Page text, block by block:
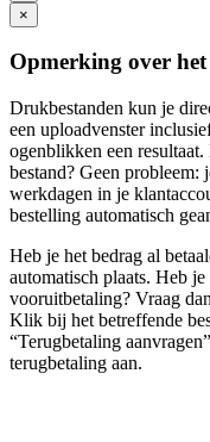
×
Opmerking over
Drukbestanden kun je
een uploadvenster
ogenblikken een
bestand? Geen probleem:
werkdagen in je
bestelling automatisch
Heb je het bedrag al
automatisch plaats. Heb
vooruitbetaling? Vraag
Klik bij het betreffende
“Terugbetaling
terugbetaling aan.